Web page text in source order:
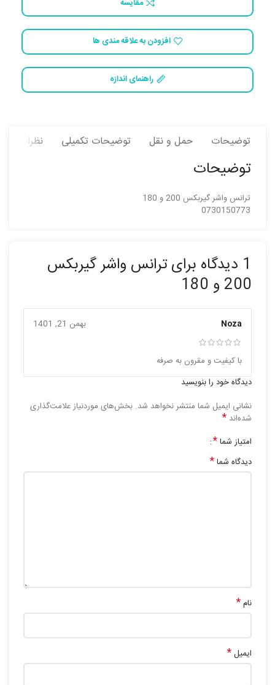
مقایسه
افزودن به علاقه مندی ها
راهنمای اندازه
توضیحات حمل و نقل توضیحات تکمیلی نظرات (1)
توضیحات
ترانس واشر گیربکس 200 و 180
0730150773
1 دیدگاه برای
ترانس واشر گیربکس
200 و 180
Noza بهمن 21, 1401
با کیفیت و مقرون به صرفه
دیدگاه خود را بنویسید
نشانی ایمیل شما منتشر نخواهد شد. بخش‌های موردنیاز علامت‌گذاری
شده‌اند *
امتیاز شما*
دیدگاه شما*
نام*
ایمیل*